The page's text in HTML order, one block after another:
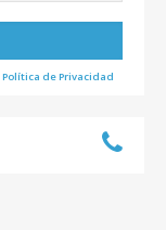
Política de Privacidad